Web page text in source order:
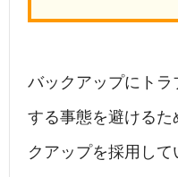
バックアップにト
する事態を避けるた
クアップを採用し